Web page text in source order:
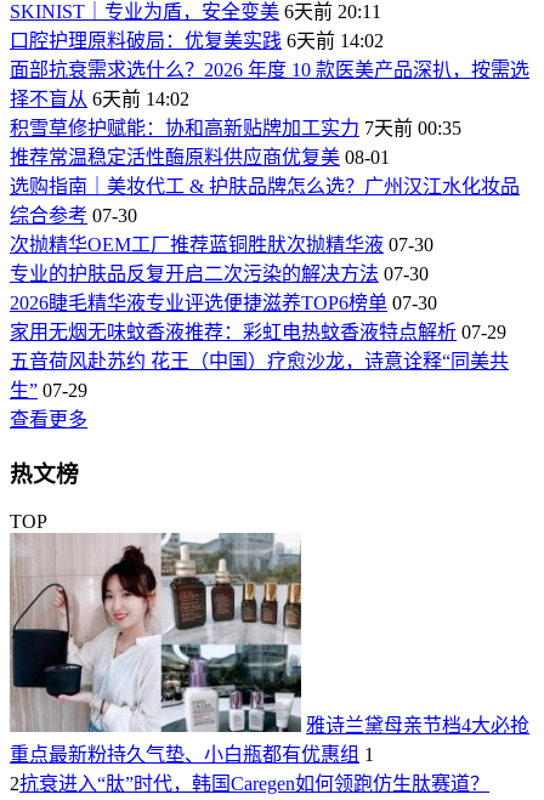
SKINIST｜专业为盾，安全变美 6天前 20:11
口腔护理原料破局：优复美实践 6天前 14:02
面部抗衰需求选什么？2026 年度 10 款医美产品深扒，按需选
择不盲从 6天前 14:02
积雪草修护赋能：协和高新贴牌加工实力 7天前 00:35
推荐常温稳定活性酶原料供应商优复美 08-01
选购指南｜美妆代工 & 护肤品牌怎么选？广州汉江水化妆品
综合参考 07-30
次抛精华OEM工厂推荐蓝铜胜肰次抛精华液 07-30
专业的护肤品反复开启二次污染的解决方法 07-30
2026睫毛精华液专业评选便捷滋养TOP6榜单 07-30
家用无烟无味蚊香液推荐：彩虹电热蚊香液特点解析 07-29
五音荷风赴苏约 花王（中国）疗愈沙龙，诗意诠释“同美共
生” 07-29
查看更多
热文榜
TOP
雅诗兰黛母亲节档4大必抢
重点最新粉持久气垫、小白瓶都有优惠组 1
2抗衰进入“肽”时代，韩国Caregen如何领跑仿生肽赛道？